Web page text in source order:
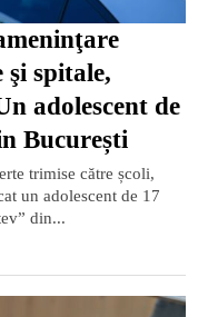
spitale,
adolescent de
București
trimise către școli,
un adolescent de 17
din...